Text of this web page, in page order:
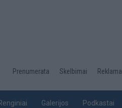
Desktop
top
Prenumerata Skelbimai Reklama
Galerijos Podkastai